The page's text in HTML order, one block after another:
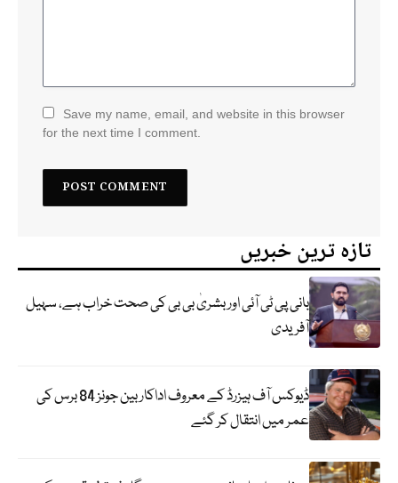
Save my name, email, and website in this browser
for the next time I comment.
تازہ ترین خبریں
بانی پی ٹی آئی اور بشریٰ بی بی کی صحت خراب ہے، سہیل
آفریدی
ڈیوکس آف ہیزرڈ کے معروف اداکار بین جونز 84 برس کی
عمر میں انتقال کر گئے